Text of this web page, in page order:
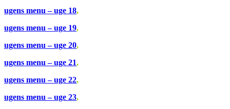
ugens menu – uge 18,
ugens menu – uge 19,
ugens menu – uge 20,
ugens menu – uge 21,
ugens menu – uge 22,
ugens menu – uge 23,